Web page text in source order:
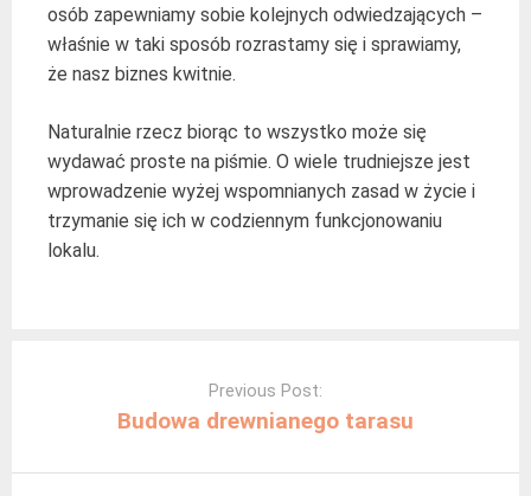
osób zapewniamy sobie kolejnych odwiedzających –
właśnie w taki sposób rozrastamy się i sprawiamy,
że nasz biznes kwitnie.
Naturalnie rzecz biorąc to wszystko może się
wydawać proste na piśmie. O wiele trudniejsze jest
wprowadzenie wyżej wspomnianych zasad w życie i
trzymanie się ich w codziennym funkcjonowaniu
lokalu.
Previous Post:
Budowa drewnianego tarasu